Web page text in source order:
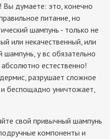
думаете: это, конечно
питание, но
шампунь - только не
или некачественный, или
у вс обязательно
естественно!
разрушает сложное
беспощадно уничтожает,
свой привычный шампунь
компоненты и